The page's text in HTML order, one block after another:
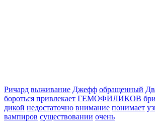
Ричард выживание Джефф обращенный
бороться привлекает ГЕМОФИЛИКОВ
дикой недостаточно внимание понимает
вампиров существовании очень